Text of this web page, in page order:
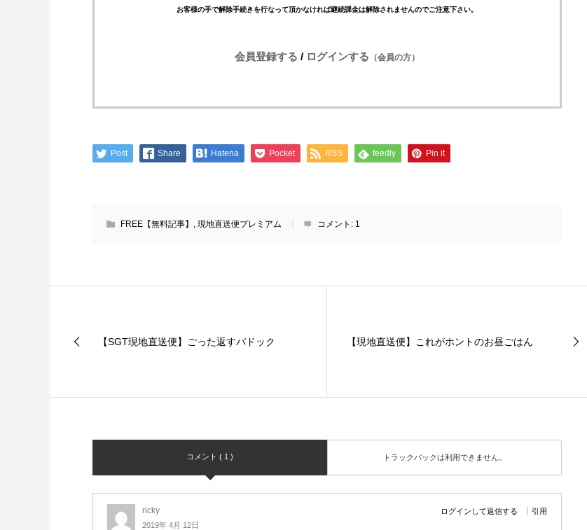
お客様の手で解除手続きを行なって頂かなければ継続課金は解除されませんのでご注意下さい。
会員登録する / ログインする （会員の方）
Post Share Hatena Pocket RSS feedly Pin it
FREE【無料記事】 , 現地直送便プレミアム コメント: 1
【SGT現地直送便】ごった返すパドック 【現地直送便】これがホントのお昼ごはん
コメント ( 1 ) トラックバックは利用できません。
ricky
2019年 4月 12日
ログインして返信する 引用